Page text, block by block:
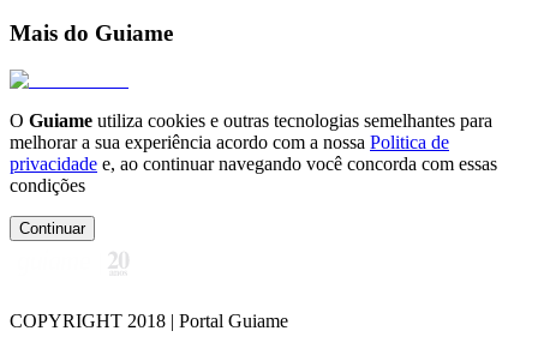
Mais do Guiame
O Guiame utiliza cookies e outras tecnologias semelhantes para
melhorar a sua experiência acordo com a nossa Politica de
privacidade e, ao continuar navegando você concorda com essas
condições
Continuar
COPYRIGHT 2018 | Portal Guiame